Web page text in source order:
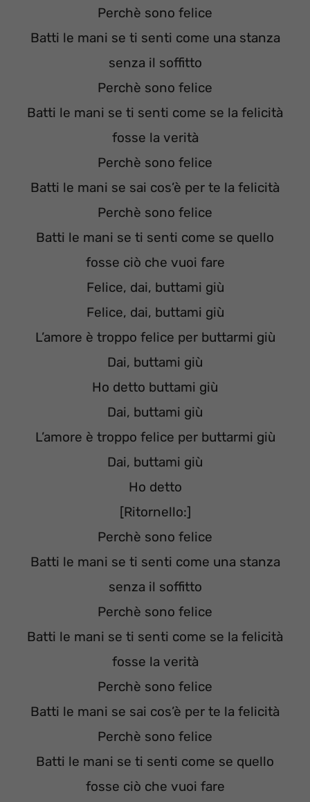
Perchè sono felice
Batti le mani se ti senti come una stanza
senza il soffitto
Perchè sono felice
Batti le mani se ti senti come se la felicità
fosse la verità
Perchè sono felice
Batti le mani se sai cos’è per te la felicità
Perchè sono felice
Batti le mani se ti senti come se quello
fosse ciò che vuoi fare
Felice, dai, buttami giù
Felice, dai, buttami giù
L’amore è troppo felice per buttarmi giù
Dai, buttami giù
Ho detto buttami giù
Dai, buttami giù
L’amore è troppo felice per buttarmi giù
Dai, buttami giù
Ho detto
[Ritornello:]
Perchè sono felice
Batti le mani se ti senti come una stanza
senza il soffitto
Perchè sono felice
Batti le mani se ti senti come se la felicità
fosse la verità
Perchè sono felice
Batti le mani se sai cos’è per te la felicità
Perchè sono felice
Batti le mani se ti senti come se quello
fosse ciò che vuoi fare